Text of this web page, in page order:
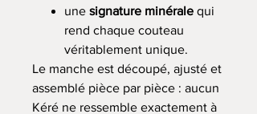
une signature minérale qui
rend chaque couteau
véritablement unique.
Le manche est découpé, ajusté et
assemblé pièce par pièce : aucun
Kéré ne ressemble exactement à